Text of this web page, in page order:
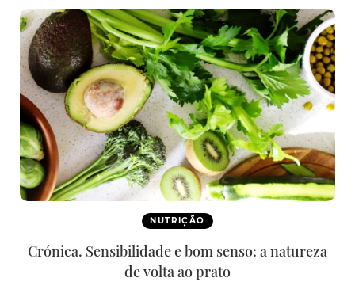
NUTRIÇÃO
Crónica. Sensibilidade e bom senso: a natureza
de volta ao prato